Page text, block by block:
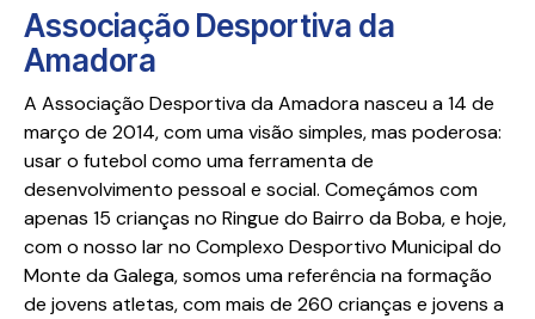
Associação Desportiva da
Amadora
A Associação Desportiva da Amadora nasceu a 14 de
março de 2014, com uma visão simples, mas poderosa:
usar o futebol como uma ferramenta de
desenvolvimento pessoal e social. Começámos com
apenas 15 crianças no Ringue do Bairro da Boba, e hoje,
com o nosso lar no Complexo Desportivo Municipal do
Monte da Galega, somos uma referência na formação
de jovens atletas, com mais de 260 crianças e jovens a